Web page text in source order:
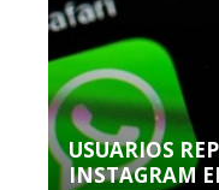
USUARIOS
INSTAGRAM